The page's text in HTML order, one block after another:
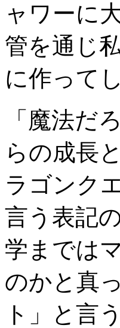
ャワーに
管を通じ
に作って
「魔法だ
らの成長
ラゴンク
言う表記
学までは
のかと真
ト」と言